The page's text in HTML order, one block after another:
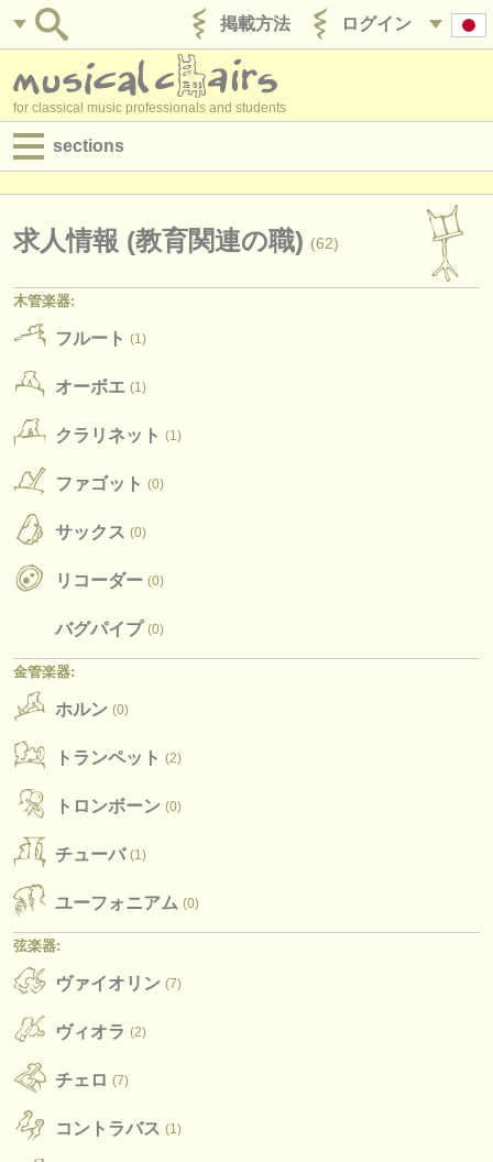
ログイン
掲載方法
for classical music professionals and students
sections
求人情報 (演奏関係の職)
オーケストラ
musicalchairs:
musicalchairsについて
お問い合わせ
rss feeds
クラシック音楽ニュース
出版社:
掲載方法
find out about our
ATSfaq
求人情報 (教育関連の職) (62)
木管楽器:
フルート (1)
オーボエ (1)
クラリネット (1)
ファゴット (0)
サックス (0)
リコーダー (0)
バグパイプ (0)
金管楽器:
ホルン (0)
トランペット (2)
トロンボーン (0)
チューバ (1)
ユーフォニアム (0)
弦楽器:
ヴァイオリン (7)
ヴィオラ (2)
チェロ (7)
コントラバス (1)